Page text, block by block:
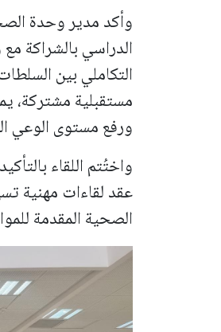
وأكد مدير وحدة
الدراسي بالشراكة
التكاملي بين
مستقبلية مشتركة،
ورفع مستوى الوعي
واختُتم اللقاء
عقد لقاءات مهنية
الصحية المقدمة